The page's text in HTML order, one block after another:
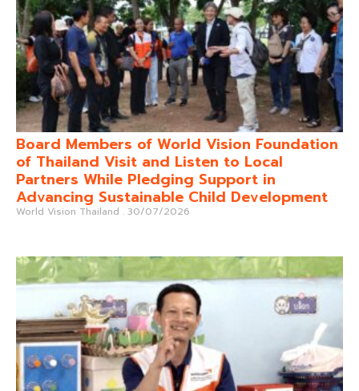
Board Members of World Vision Foundation
of Thailand Visit and Listen to Local
Partners While Pledging Support in
Advancing Sustainable Child Development
World Vision Thailand 30/07/2026